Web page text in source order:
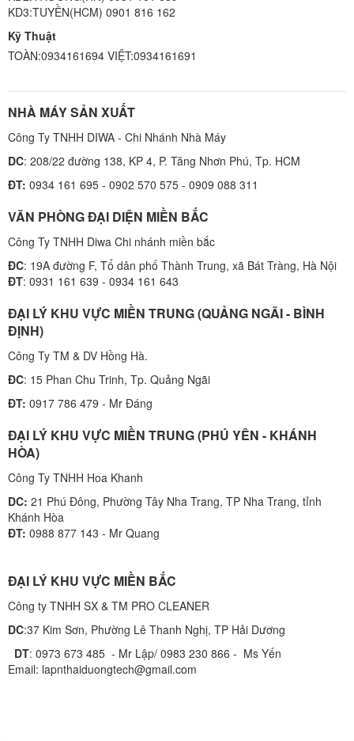
KD3:TUYỀN(HCM) 0901 816 162
Kỹ Thuật
TOÀN:0934161694 VIỆT:0934161691
NHÀ MÁY SẢN XUẤT
Công Ty TNHH DIWA - Chi Nhánh Nhà Máy
DC: 208/22 đường 138, KP 4, P. Tăng Nhơn Phú, Tp. HCM
ĐT: 0934 161 695 - 0902 570 575 - 0909 088 311
VĂN PHÒNG ĐẠI DIỆN MIỀN BẮC
Công Ty TNHH Diwa Chi nhánh miền bắc
ĐC: 19A đường F, Tổ dân phố Thành Trung, xã Bát Tràng, Hà Nội
ĐT: 0931 161 639 - 0934 161 643
ĐẠI LÝ KHU VỰC MIỀN TRUNG (QUẢNG NGÃI - BÌNH
ĐỊNH)
Công Ty TM & DV Hồng Hà.
ĐC: 15 Phan Chu Trinh, Tp. Quảng Ngãi
ĐT: 0917 786 479 - Mr Đáng
ĐẠI LÝ KHU VỰC MIỀN TRUNG (PHÚ YÊN - KHÁNH
HÒA)
Công Ty TNHH Hoa Khanh
DC: 21 Phú Đông, Phường Tây Nha Trang, TP Nha Trang, tỉnh
Khánh Hòa
ĐT: 0988 877 143 - Mr Quang
ĐẠI LÝ KHU VỰC MIỀN BẮC
Công ty TNHH SX & TM PRO CLEANER
DC:37 Kim Sơn, Phường Lê Thanh Nghị, TP Hải Dương
DT: 0973 673 485 - Mr Lập/ 0983 230 866 - Ms Yến
Email: lapnthaiduongtech@gmail.com